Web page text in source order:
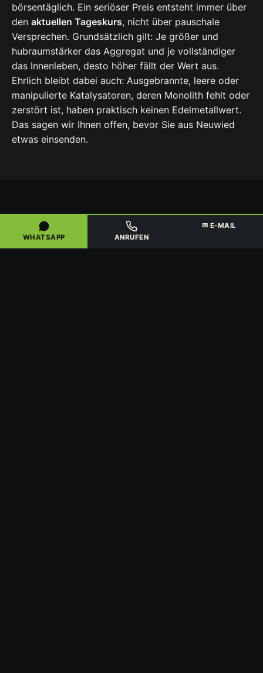
börsentäglich. Ein seriöser Preis entsteht immer über
den aktuellen Tageskurs, nicht über pauschale
Versprechen. Grundsätzlich gilt: Je größer und
hubraumstärker das Aggregat und je vollständiger
das Innenleben, desto höher fällt der Wert aus.
Ehrlich bleibt dabei auch: Ausgebrannte, leere oder
manipulierte Katalysatoren, deren Monolith fehlt oder
zerstört ist, haben praktisch keinen Edelmetallwert.
Das sagen wir Ihnen offen, bevor Sie aus Neuwied
etwas einsenden.
FÜR GEWERBE, HÄNDLER & SAMMLER
GRÖSSERE MENGEN & D
WHATSAPP ANRUFEN
✉ E-MAIL